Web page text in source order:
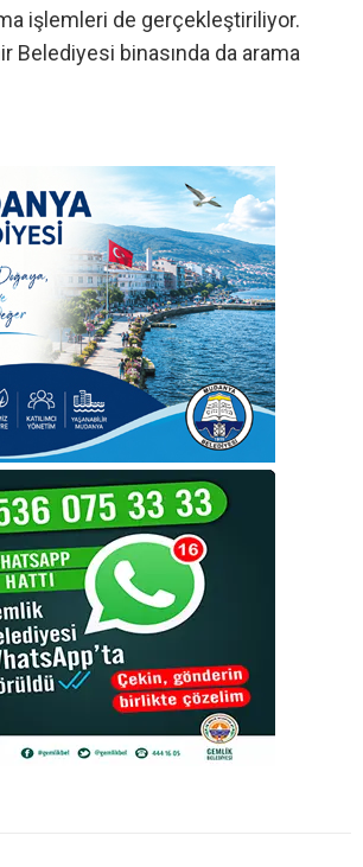
işlemleri de gerçekleştiriliyor.
Belediyesi binasında da arama